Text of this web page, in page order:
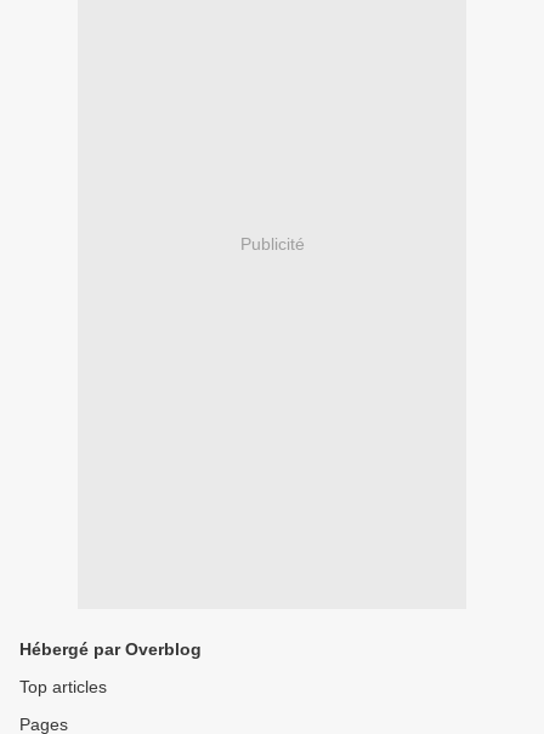
Publicité
Hébergé par Overblog
Top articles
Pages